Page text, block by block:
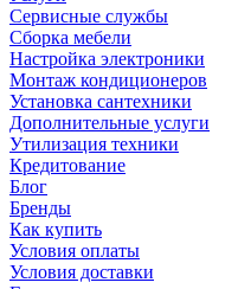
Сервисные службы
Сборка мебели
Настройка электроники
Монтаж кондиционеров
Установка сантехники
Дополнительные услуги
Утилизация техники
Кредитование
Блог
Бренды
Как купить
Условия оплаты
Условия доставки